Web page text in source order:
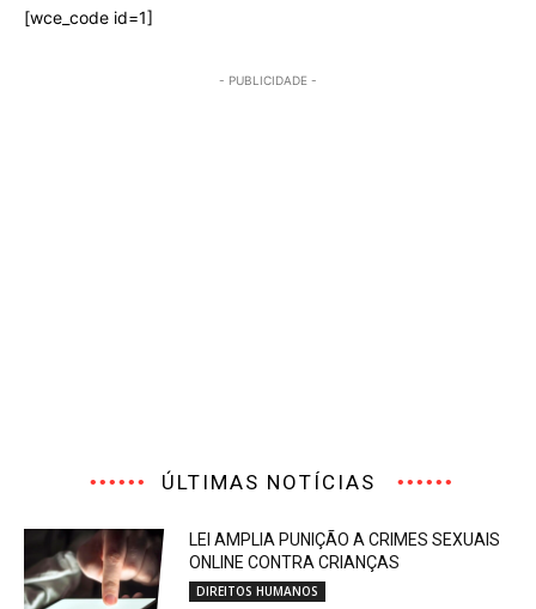
[wce_code id=1]
- PUBLICIDADE -
ÚLTIMAS NOTÍCIAS
LEI AMPLIA PUNIÇÃO A CRIMES SEXUAIS
ONLINE CONTRA CRIANÇAS
DIREITOS HUMANOS